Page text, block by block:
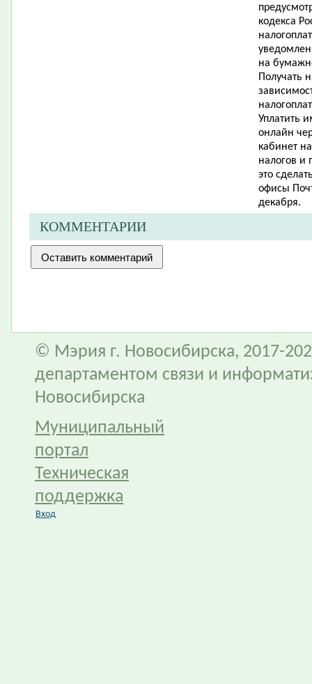
кодекса
на
Получать
Уплатить
онлайн
кабинет
налогов и
это
офисы
декабря.
КОММЕНТАРИИ
© Мэрия г. Новосибирска, 2017-
департаментом связи и
Новосибирска
Муниципальный
портал
Техническая
поддержка
Вход